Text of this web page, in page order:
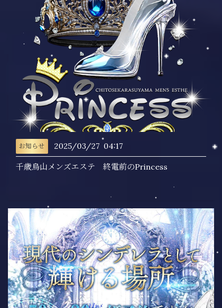
お知らせ 2025/03/27 04:17
千歳烏山メンズエステ 終電前のPrincess